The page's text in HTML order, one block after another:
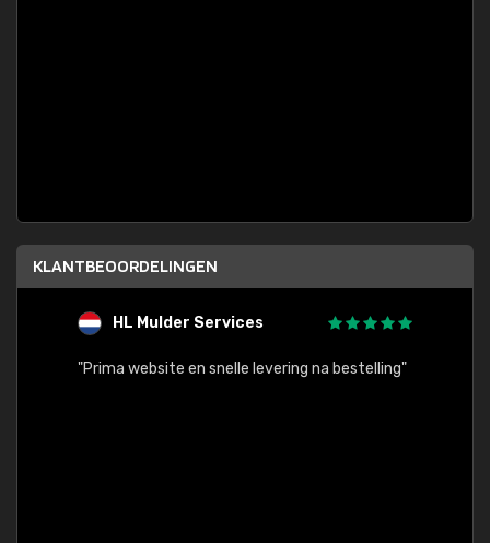
KLANTBEOORDELINGEN
HL Mulder Services
"Prima website en snelle levering na bestelling"